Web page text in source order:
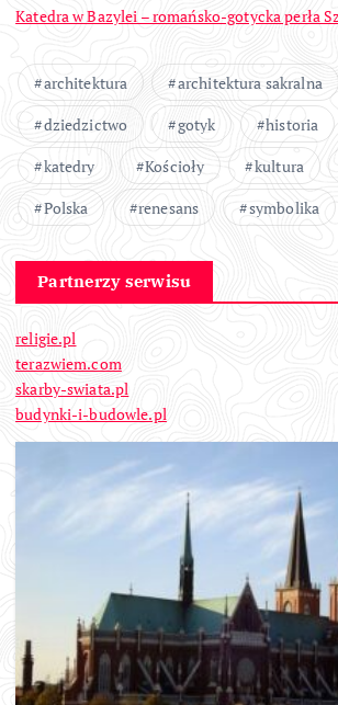
Katedra w Bazylei – romańsko-gotycka perła
architektura architektura sakralna
dziedzictwo
gotyk historia
katedry
Kościoły kultura
Polska
renesans symbolika
Partnerzy serwisu
religie.pl
terazwiem.com
skarby-swiata.pl
budynki-i-budowle.pl